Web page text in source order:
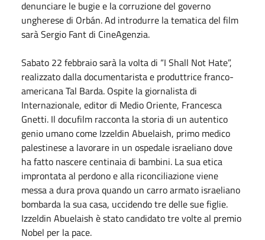
denunciare le bugie e la corruzione del governo
ungherese di Orbán. Ad introdurre la tematica del film
sarà Sergio Fant di CineAgenzia.
Sabato 22 febbraio sarà la volta di “I Shall Not Hate”,
realizzato dalla documentarista e produttrice franco-
americana Tal Barda. Ospite la giornalista di
Internazionale, editor di Medio Oriente, Francesca
Gnetti. Il docufilm racconta la storia di un autentico
genio umano come Izzeldin Abuelaish, primo medico
palestinese a lavorare in un ospedale israeliano dove
ha fatto nascere centinaia di bambini. La sua etica
improntata al perdono e alla riconciliazione viene
messa a dura prova quando un carro armato israeliano
bombarda la sua casa, uccidendo tre delle sue figlie.
Izzeldin Abuelaish è stato candidato tre volte al premio
Nobel per la pace.